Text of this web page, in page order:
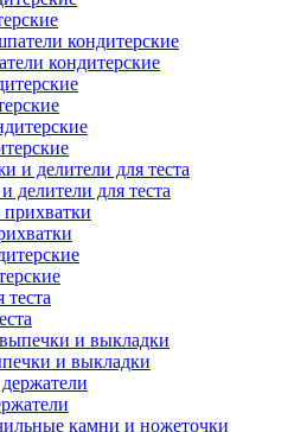
кондитерские
делители для теста
и выкладки